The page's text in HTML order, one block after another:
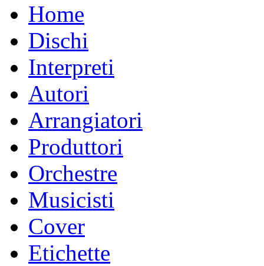
Home
Dischi
Interpreti
Autori
Arrangiatori
Produttori
Orchestre
Musicisti
Cover
Etichette